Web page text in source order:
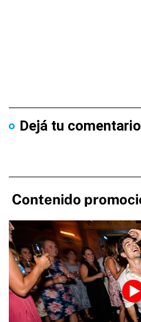
Dejá tu comentario